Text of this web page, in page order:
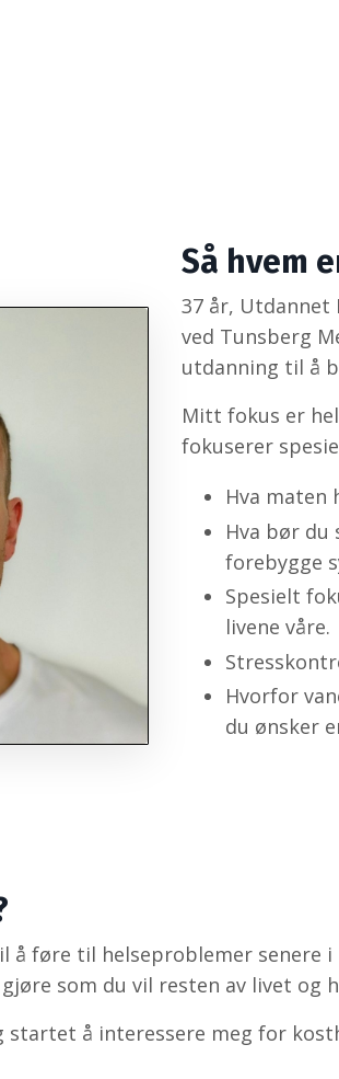
Så hvem
37 år,
ved Tunsberg
utdanning til å
Mitt fokus er
fokuserer
Hva maten
Hva bør
forebygge
Spesielt
livene våre.
Hvorfor
du ønsker
å føre til helseproblemer senere i
som du vil resten av livet og
startet å interessere meg for